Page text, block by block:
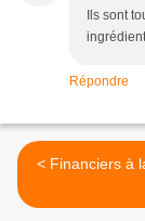
Ils sont
Répondre
< Financiers